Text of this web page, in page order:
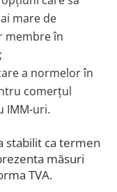
mare de
membre în
a normelor în
comerțul
IMM-uri.
stabilit ca termen
măsuri
TVA.